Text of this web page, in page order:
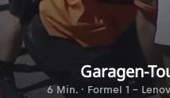
Garagen-
6 Min. · Formel 1 -